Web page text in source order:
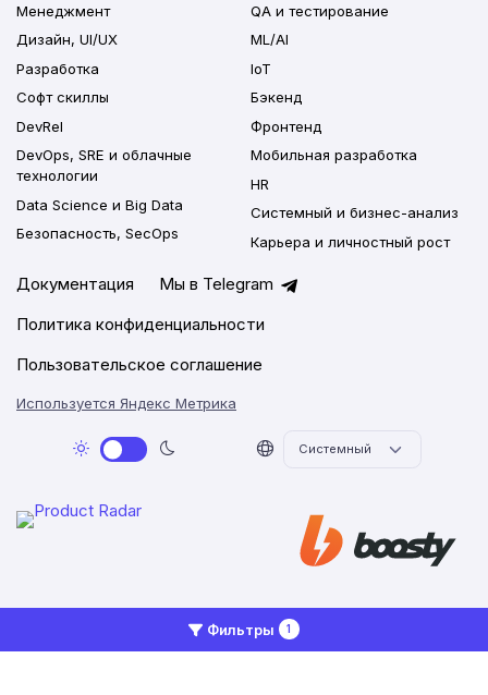
Фильтры 1
Менеджмент
Дизайн, UI/UX
Разработка
Софт скиллы
DevRel
DevOps, SRE и облачные
технологии
Data Science и Big Data
Безопасность, SecOps
QA и тестирование
ML/AI
IoT
Бэкенд
Фронтенд
Мобильная разработка
HR
Системный и бизнес-анализ
Карьера и личностный рост
Документация
Мы в Telegram
Политика конфиденциальности
Пользовательское соглашение
Используется Яндекс Метрика
2026 © Networkly.app